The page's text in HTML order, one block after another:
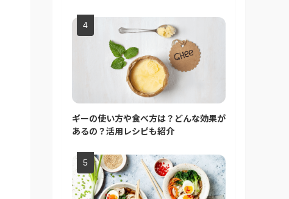
ギーの使い方や食べ方は？どんな効果が
あるの？活用レシピも紹介